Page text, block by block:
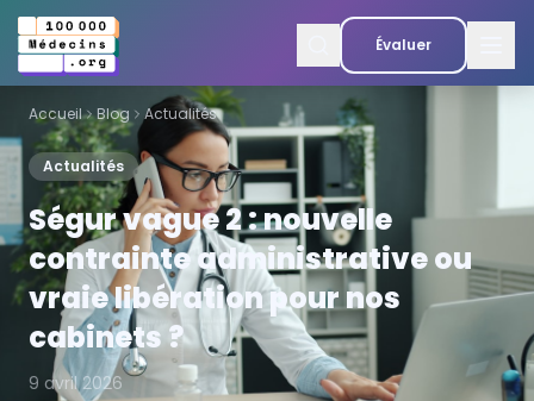
Évaluer
Accueil Blog Actualités
Actualités
Ségur vague 2 : nouvelle
contrainte administrative ou
vraie libération pour nos
cabinets ?
9 avril 2026